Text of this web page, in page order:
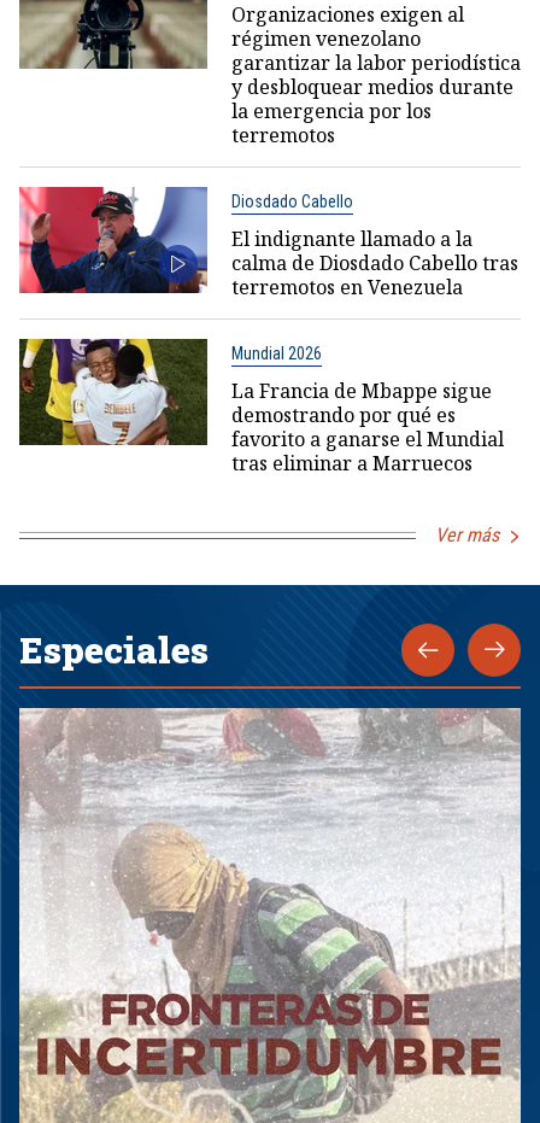
Organizaciones exigen al
régimen venezolano
garantizar la labor periodística
y desbloquear medios durante
la emergencia por los
terremotos
Diosdado Cabello
El indignante llamado a la
calma de Diosdado Cabello tras
terremotos en Venezuela
Mundial 2026
La Francia de Mbappe sigue
demostrando por qué es
favorito a ganarse el Mundial
tras eliminar a Marruecos
Ver más
Especiales